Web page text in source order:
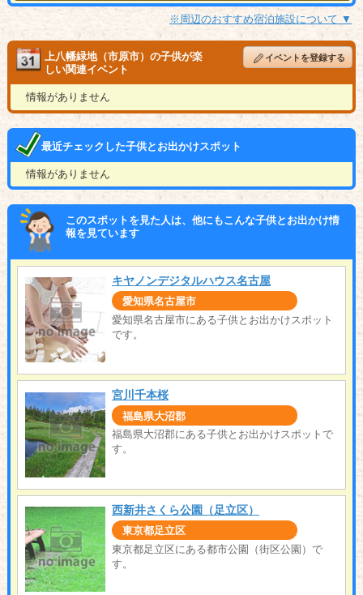
※周辺のおすすめ宿泊施設について ▼
上八幡緑地（市原市）の子供が楽
しい関連イベント
イベントを登録する
情報がありません
最近チェックした子供とお出かけスポット
情報がありません
このスポットを見た人は、他にもこんな子供とお出かけ情
報を見ています
キヤノンデジタルハウス名古屋
愛知県名古屋市
愛知県名古屋市にある子供とお出かけスポット
です。
宮川千本桜
福島県大沼郡
福島県大沼郡にある子供とお出かけスポットで
す。
西新井さくら公園（足立区）
東京都足立区
東京都足立区にある都市公園（街区公園）で
す。